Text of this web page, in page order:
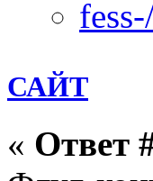
САЙТ
« Ответ